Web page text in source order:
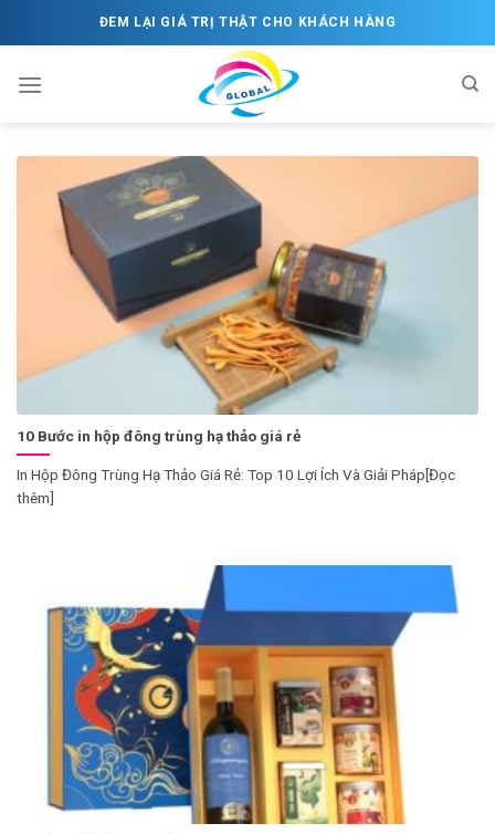
to
ĐEM LẠI GIÁ TRỊ THẬT CHO KHÁCH HÀNG
10 Bước in hộp đông trùng hạ thảo giá rẻ
In Hộp Đông Trùng Hạ Thảo Giá Rẻ: Top 10 Lợi Ích Và Giải Pháp[Đọc
thêm]